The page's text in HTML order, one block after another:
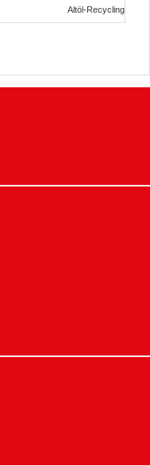
Altöl-Recycling